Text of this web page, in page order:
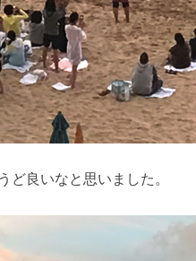
ど良いなと思いました。